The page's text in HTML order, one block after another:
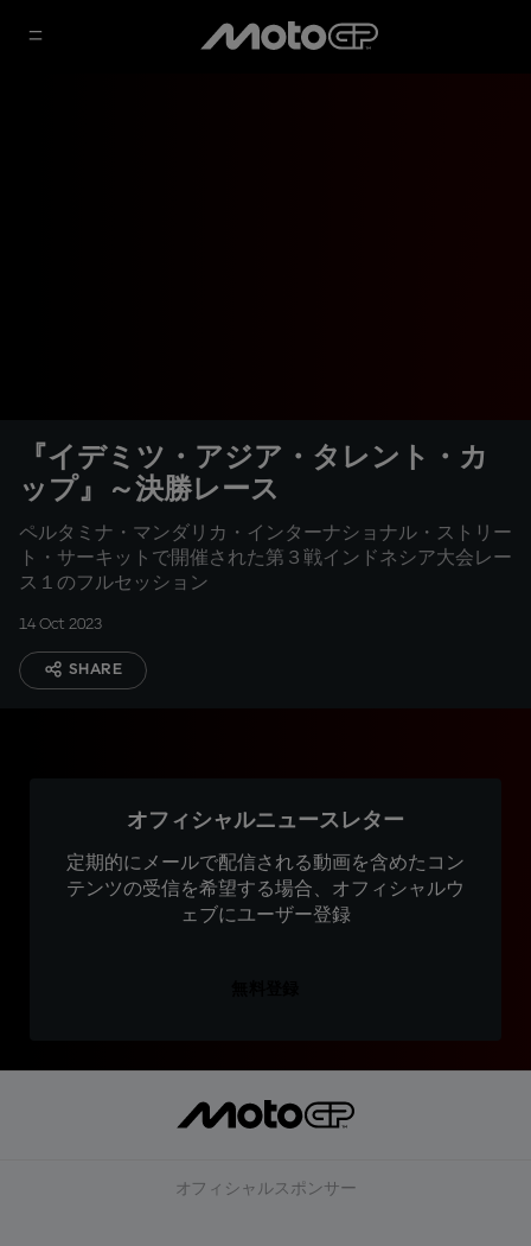
『イデミツ・アジア・タレント・カ
ップ』～決勝レース
ペルタミナ・マンダリカ・インターナショナル・ストリー
ト・サーキットで開催された第３戦インドネシア大会レー
ス１のフルセッション
14 Oct 2023
SHARE
オフィシャルニュースレター
定期的にメールで配信される動画を含めたコン
テンツの受信を希望する場合、オフィシャルウ
ェブにユーザー登録
オフィシャルスポンサー